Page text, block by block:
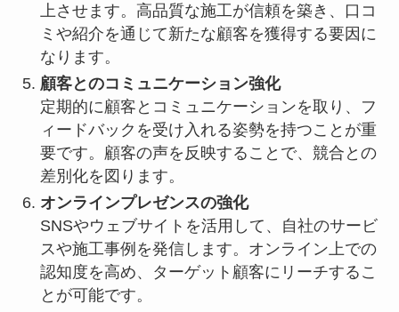
上させます。高品質な施工が信頼を築き、口コ
ミや紹介を通じて新たな顧客を獲得する要因に
なります。
顧客とのコミュニケーション強化
定期的に顧客とコミュニケーションを取り、フ
ィードバックを受け入れる姿勢を持つことが重
要です。顧客の声を反映することで、競合との
差別化を図ります。
オンラインプレゼンスの強化
SNSやウェブサイトを活用して、自社のサービ
スや施工事例を発信します。オンライン上での
認知度を高め、ターゲット顧客にリーチするこ
とが可能です。